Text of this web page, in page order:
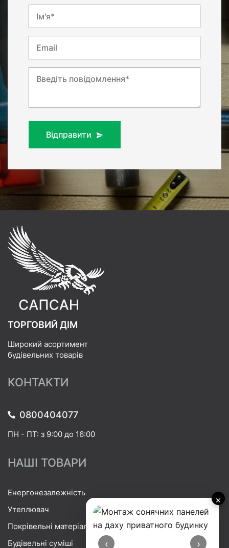
×
‹ ›
Ім'я*
Email
Введіть повідомлення*
Відправити
ТОРГОВИЙ ДІМ
Широкий асортимент
будівельних товарів
КОНТАКТИ
0800404077
ПН - ПТ: з 9:00 до 16:00
НАШІ ТОВАРИ
Енергонезалежність
Утеплювач
Покрівельні матеріали
Будівельні суміші